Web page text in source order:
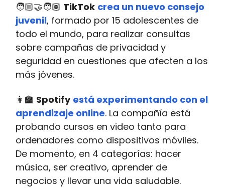
🧑🏼‍🤝‍🧑🏽 TikTok crea un nuevo consejo
juvenil, formado por 15 adolescentes de
todo el mundo, para realizar consultas
sobre campañas de privacidad y
seguridad en cuestiones que afecten a los
más jóvenes.
👩‍🏫 Spotify está experimentando con el
aprendizaje online. La compañía está
probando cursos en video tanto para
ordenadores como dispositivos móviles.
De momento, en 4 categorías: hacer
música, ser creativo, aprender de
negocios y llevar una vida saludable.